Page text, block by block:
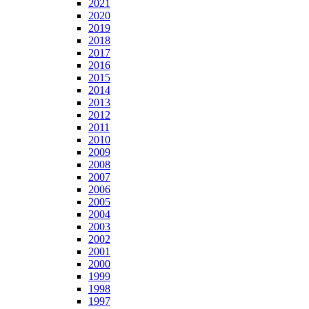
2021
2020
2019
2018
2017
2016
2015
2014
2013
2012
2011
2010
2009
2008
2007
2006
2005
2004
2003
2002
2001
2000
1999
1998
1997